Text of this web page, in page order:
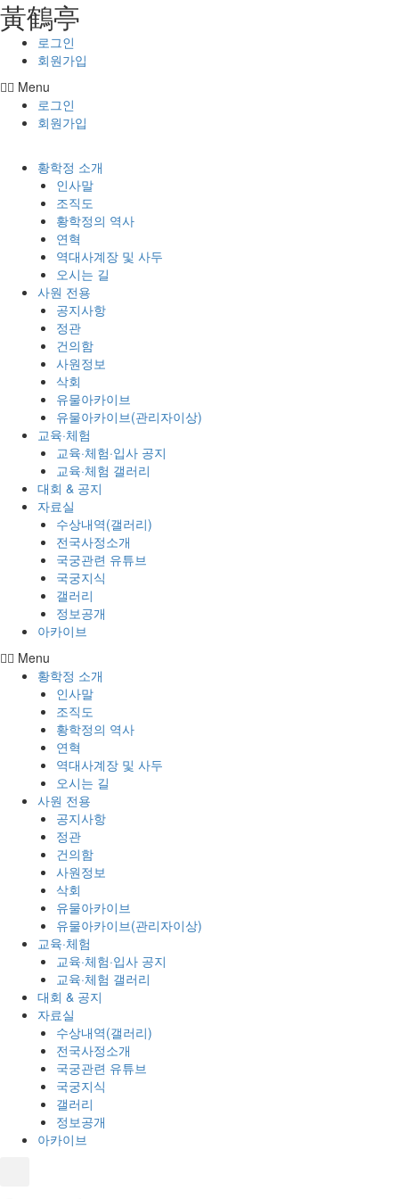
콘텐츠로
건너뛰기
⿈鶴亭
로그인
회원가입
Menu
로그인
회원가입
황학정 소개
인사말
조직도
황학정의 역사
연혁
역대사계장 및 사두
오시는 길
사원 전용
공지사항
정관
건의함
사원정보
삭회
유물아카이브
유물아카이브(관리자이상)
교육·체험
교육·체험·입사 공지
교육·체험 갤러리
대회 & 공지
자료실
수상내역(갤러리)
전국사정소개
국궁관련 유튜브
국궁지식
갤러리
정보공개
아카이브
Menu
황학정 소개
인사말
조직도
황학정의 역사
연혁
역대사계장 및 사두
오시는 길
사원 전용
공지사항
정관
건의함
사원정보
삭회
유물아카이브
유물아카이브(관리자이상)
교육·체험
교육·체험·입사 공지
교육·체험 갤러리
대회 & 공지
자료실
수상내역(갤러리)
전국사정소개
국궁관련 유튜브
국궁지식
갤러리
정보공개
아카이브